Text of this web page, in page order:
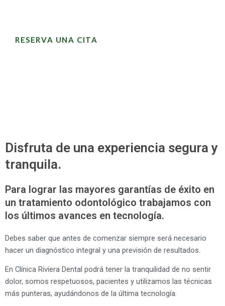
RESERVA UNA CITA
Disfruta de una experiencia segura y
tranquila.
Para lograr las mayores garantías de éxito en
un tratamiento odontológico trabajamos con
los últimos avances en tecnología.
Debes saber que antes de comenzar siempre será necesario
hacer un diagnóstico integral y una previsión de resultados.
En Clínica Riviera Dental podrá tener la tranquilidad de no sentir
dolor, somos respetuosos, pacientes y utilizamos las técnicas
más punteras, ayudándonos de la última tecnología.